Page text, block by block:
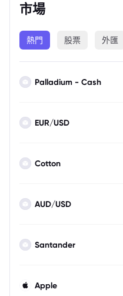
市場
熱門 股票 外匯
Palladium - Cash
EUR/USD
Cotton
AUD/USD
Santander
Apple